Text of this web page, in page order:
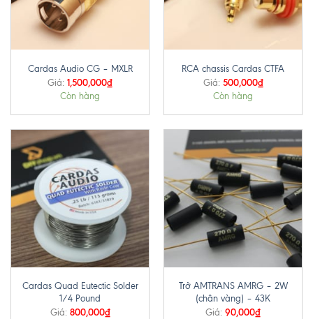
Cardas Audio CG – MXLR
Giá: 1,500,000₫
Còn hàng
RCA chassis Cardas CTFA
Giá: 500,000₫
Còn hàng
Cardas Quad Eutectic Solder
1/4 Pound
Giá: 800,000₫
Trở AMTRANS AMRG – 2W
(chân vàng) – 43K
Giá: 90,000₫